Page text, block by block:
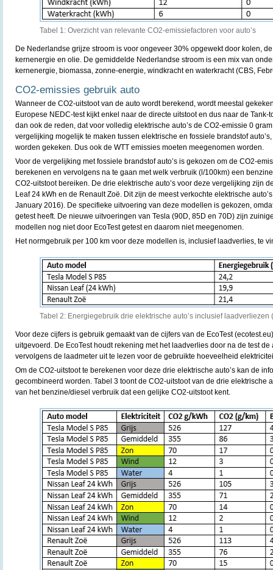
Tabel 1: Overzicht van relevante CO2-emissiefactoren voor auto’s
De Nederlandse grijze stroom is voor ongeveer 30% opgewekt door kolen,
kernenergie en olie. De gemiddelde Nederlandse stroom is een mix van
kernenergie, biomassa, zonne-energie, windkracht en waterkracht (CBS,
CO2-emissies gebruik auto
Wanneer de CO2-uitstoot van de auto wordt berekend, wordt meestal
Europese NEDC-test kijkt enkel naar de directe uitstoot en dus naar de Tank-
dan ook de reden, dat voor volledig elektrische auto’s de CO2-emissie 0
vergelijking mogelijk te maken tussen elektrische en fossiele brandstof
worden gekeken. Dus ook de WTT emissies moeten meegenomen worden.
Voor de vergelijking met fossiele brandstof auto’s is gekozen om de CO2-
berekenen en vervolgens na te gaan met welk verbruik (l/100km) een
CO2-uitstoot bereiken. De drie elektrische auto’s voor deze vergelijking zijn
Leaf 24 kWh en de Renault Zoë. Dit zijn de meest verkochte elektrische
January 2016). De specifieke uitvoering van deze modellen is gekozen,
getest heeft. De nieuwe uitvoeringen van Tesla (90D, 85D en 70D) zijn
modellen nog niet door EcoTest getest en daarom niet meegenomen.
Het normgebruik per 100 km voor deze modellen is, inclusief laadverlies, te
Tabel 2: Energiegebruik drie elektrische auto’s inclusief laadverliezen
Voor deze cijfers is gebruik gemaakt van de cijfers van de EcoTest
uitgevoerd. De EcoTest houdt rekening met het laadverlies door na de test
vervolgens de laadmeter uit te lezen voor de gebruikte hoeveelheid
Om de CO2-uitstoot te berekenen voor deze drie elektrische auto’s kan de
gecombineerd worden. Tabel 3 toont de CO2-uitstoot van de drie elektrische
van het benzine/diesel verbruik dat een gelijke CO2-uitstoot kent.